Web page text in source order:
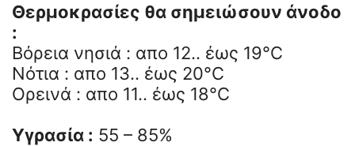
Θερμοκρασίες θα σημειώσουν άνοδο
:
Βόρεια νησιά : απο 12.. έως 19°C
Νότια : απο 13.. έως 20°C
Ορεινά : απο 11.. έως 18°C
Υγρασία : 55 – 85%